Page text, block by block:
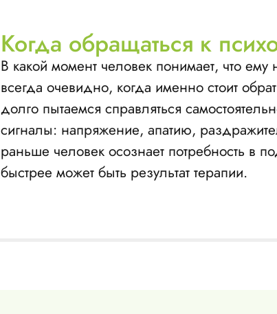
Когда обращаться к
В какой момент человек понимает, что
всегда очевидно, когда именно стоит
долго пытаемся справляться
сигналы: напряжение, апатию,
раньше человек осознает потребность в
быстрее может быть результат терапии.